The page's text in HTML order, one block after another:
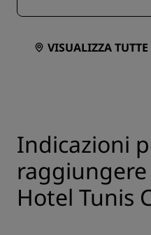
VISUALIZZA TUTTE
Indicazioni
raggiungere
Hotel Tunis